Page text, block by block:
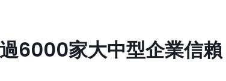
6000家大中型企業信賴